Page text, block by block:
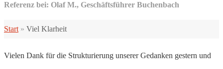
Referenz bei: Olaf M., Geschäftsführer Buchenbach
Start » Viel Klarheit
Vielen Dank für die Strukturierung unserer Gedanken gestern und